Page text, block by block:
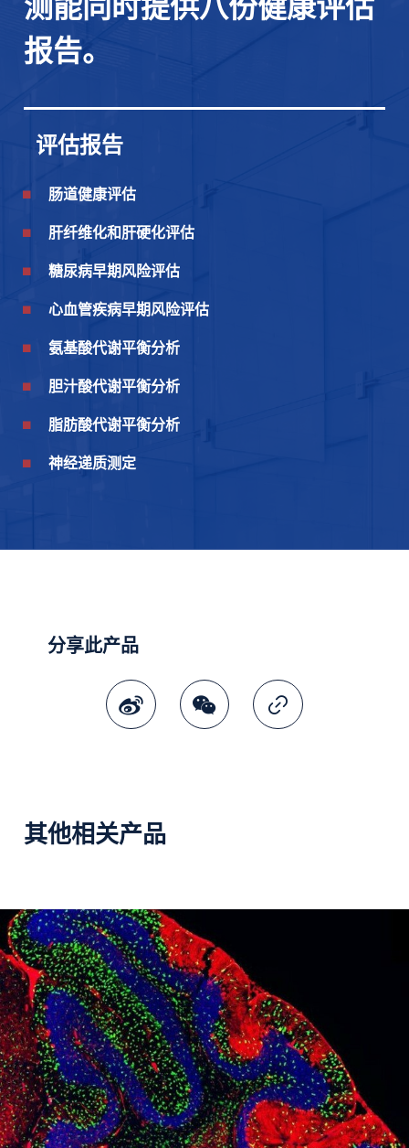
测能同时提供八份健康评估
报告。
评估报告
肠道健康评估
肝纤维化和肝硬化评估
糖尿病早期风险评估
心血管疾病早期风险评估
氨基酸代谢平衡分析
胆汁酸代谢平衡分析
脂肪酸代谢平衡分析
神经递质测定
分享此产品
其他相关产品